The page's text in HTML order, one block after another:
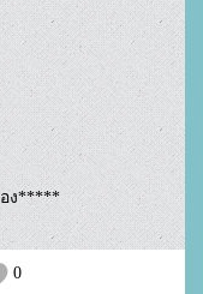
เราบ่ผิดยังมล้าง                    ดาบนี้คืนสนอง*****
0